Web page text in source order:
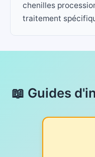
chenilles
traitement
📖 Guides